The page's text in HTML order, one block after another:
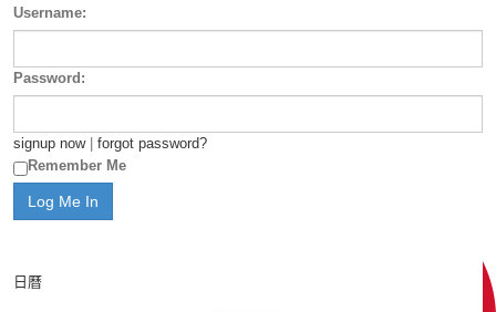
Username:
Password:
signup now| forgot password?
Remember Me
日曆